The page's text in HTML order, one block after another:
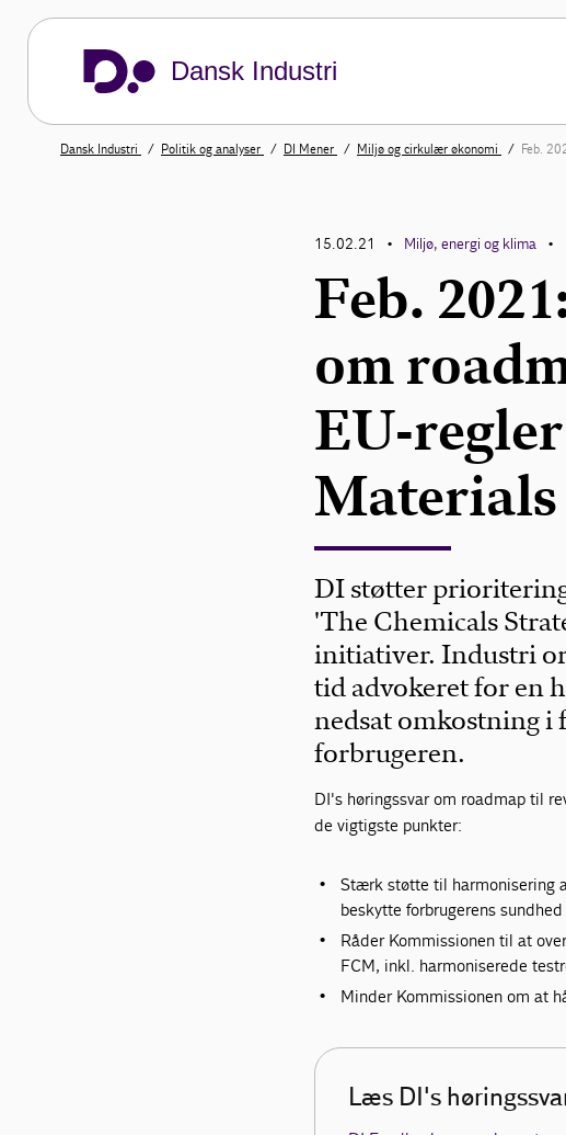
Dansk Industri
Dansk Industri Politik og analyser DI Mener Miljø og cirkulær økonomi Feb.
15.02.21 • Miljø, energi og klima •
Feb.
om
EU-
Materials
DI støtter
'The Chemicals
initiativer. Industri
tid advokeret for en
nedsat omkostning i
forbrugeren.
DI's høringssvar om roadmap til
de vigtigste punkter:
Stærk støtte til harmonisering
beskytte forbrugerens
Råder Kommissionen til at
FCM, inkl. harmoniserede
Minder Kommissionen om at
Læs DI's